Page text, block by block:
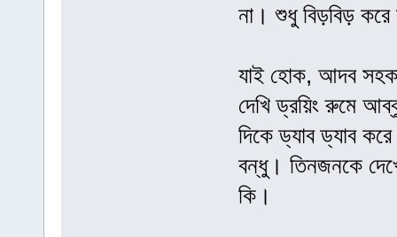
না। শুধু বিড়বিড় করে
যাই হোক, আদব
দেখি ড্রয়িং রুমে
দিকে ড্যাব ড্যাব
বন্ধু। তিনজনকে
কি।